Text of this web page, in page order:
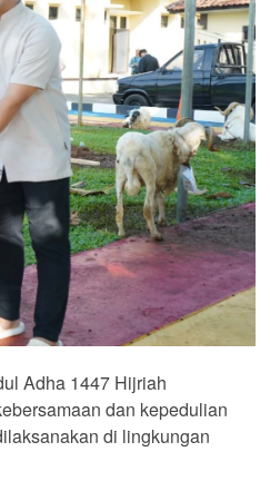
Adha 1447 Hijriah
dan kepedulian
di lingkungan